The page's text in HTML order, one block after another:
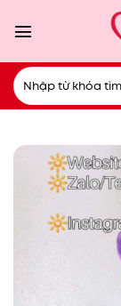
qua
dung
Tìm
kiếm: